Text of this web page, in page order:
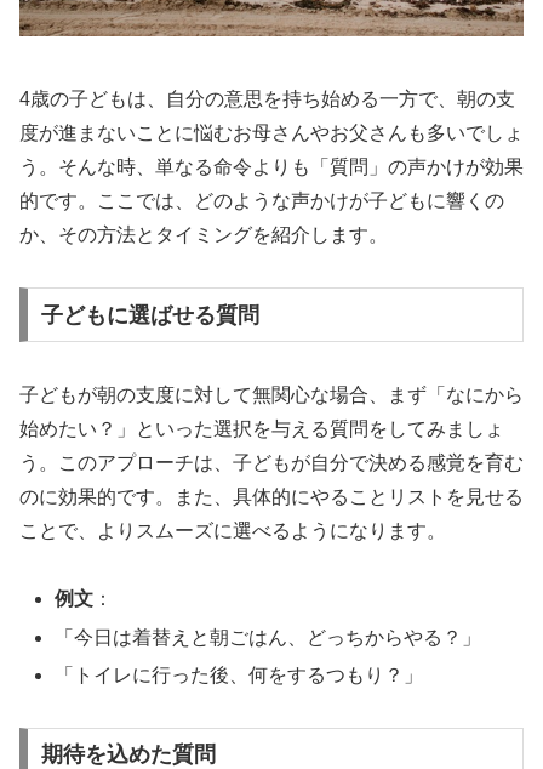
4歳の子どもは、自分の意思を持ち始める一方で、朝の支
度が進まないことに悩むお母さんやお父さんも多いでしょ
う。そんな時、単なる命令よりも「質問」の声かけが効果
的です。ここでは、どのような声かけが子どもに響くの
か、その方法とタイミングを紹介します。
子どもに選ばせる質問
子どもが朝の支度に対して無関心な場合、まず「なにから
始めたい？」といった選択を与える質問をしてみましょ
う。このアプローチは、子どもが自分で決める感覚を育む
のに効果的です。また、具体的にやることリストを見せる
ことで、よりスムーズに選べるようになります。
例文 ：
「今日は着替えと朝ごはん、どっちからやる？」
「トイレに行った後、何をするつもり？」
期待を込めた質問